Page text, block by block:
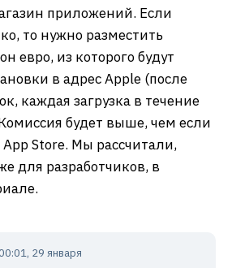
приложений. Если
то нужно разместить
евро, из которого будут
в адрес Apple (после
каждая загрузка в течение
будет выше, чем если
Store. Мы рассчитали,
для разработчиков, в
29 января